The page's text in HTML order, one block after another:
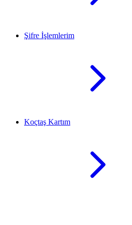
Şifre İşlemlerim
Koçtaş Kartım